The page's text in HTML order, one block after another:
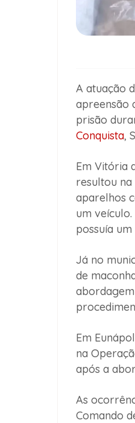
A atuação
apreensão
prisão
Conquista,
Em Vitória
resultou na
aparelhos
um
possuía
Já no
de
Em
na
após a
As
Comando